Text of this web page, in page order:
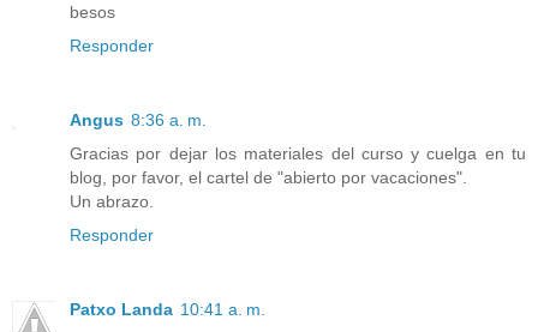
besos
Responder
Angus 8:36 a. m.
Gracias por dejar los materiales del curso y cuelga en tu
blog, por favor, el cartel de "abierto por vacaciones".
Un abrazo.
Responder
Patxo Landa 10:41 a. m.